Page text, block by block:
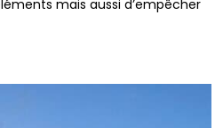
mais aussi d’empêcher